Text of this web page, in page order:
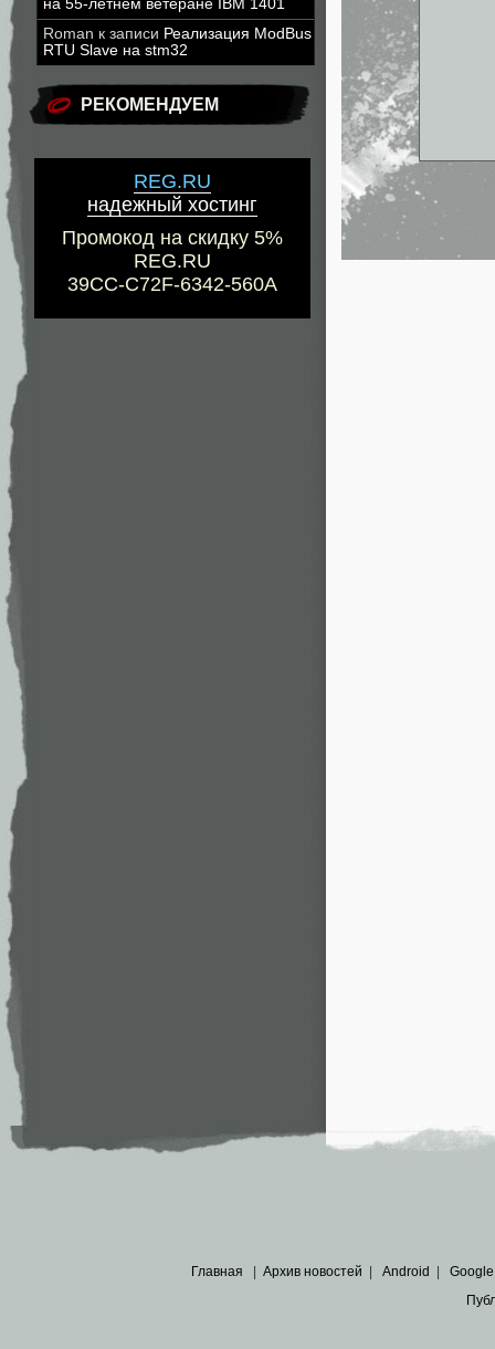
на 55-летнем ветеране IBM 1401
Roman к записи Реализация ModBus
RTU Slave на stm32
РЕКОМЕНДУЕМ
REG.RU
надежный хостинг
Промокод на скидку 5%
REG.RU
39CC-C72F-6342-560A
Главная Архив новостей Android Google